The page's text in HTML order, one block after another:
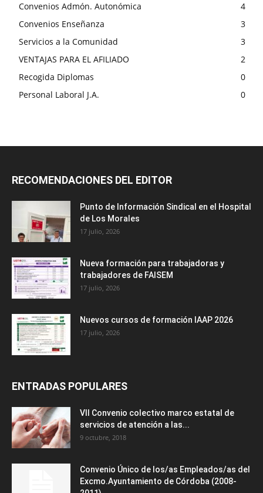
Convenios Admón. Autonómica
4
Convenios Enseñanza
3
Servicios a la Comunidad
3
VENTAJAS PARA EL AFILIADO
2
Recogida Diplomas
0
Personal Laboral J.A.
0
RECOMENDACIONES DEL EDITOR
Punto de Información Sindical en el Hospital
de Los Morales
17 julio, 2026
Nueva formación para trabajadoras y
trabajadores de FAISEM
17 julio, 2026
Nuevos cursos de formación IAAP 2026
17 julio, 2026
ENTRADAS POPULARES
VII Convenio colectivo marco estatal de
servicios de atención a las...
9 octubre, 2018
Convenio Único de los/as Empleados/as del
Excmo.Ayuntamiento de Córdoba (2008-